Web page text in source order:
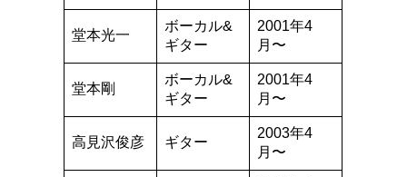
堂本光一
ボーカル&
ギター
2001年4
月〜
堂本剛
ボーカル&
ギター
2001年4
月〜
高見沢俊彦 ギター
2003年4
月〜